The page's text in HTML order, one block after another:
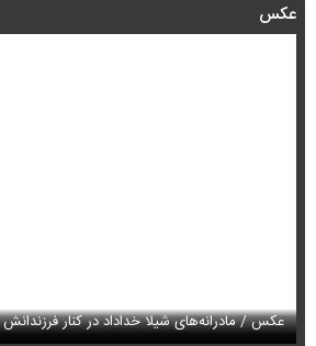
عکس
عکس / قاب عاشقانه همایون شجریان و دخترش